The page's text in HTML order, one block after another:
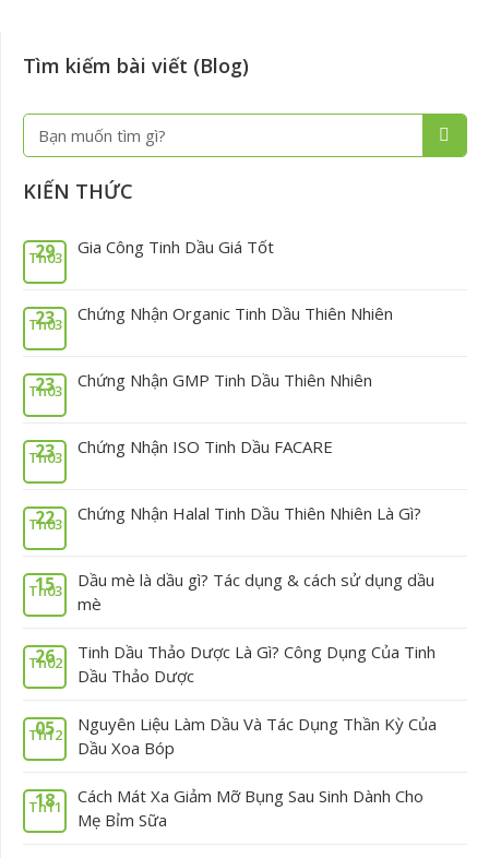
Tìm kiếm bài viết (Blog)
Tìm
kiếm
Tìm
KIẾN THỨC
29
Th03 Gia Công Tinh Dầu Giá Tốt
23
Th03 Chứng Nhận Organic Tinh Dầu Thiên Nhiên
23
Th03 Chứng Nhận GMP Tinh Dầu Thiên Nhiên
23
Th03 Chứng Nhận ISO Tinh Dầu FACARE
22
Th03 Chứng Nhận Halal Tinh Dầu Thiên Nhiên Là Gì?
15
Th03
Dầu mè là dầu gì? Tác dụng & cách sử dụng dầu
mè
26
Th02
Tinh Dầu Thảo Dược Là Gì? Công Dụng Của Tinh
Dầu Thảo Dược
05
Th12
Nguyên Liệu Làm Dầu Và Tác Dụng Thần Kỳ Của
Dầu Xoa Bóp
18
Th11
Cách Mát Xa Giảm Mỡ Bụng Sau Sinh Dành Cho
Mẹ Bỉm Sữa